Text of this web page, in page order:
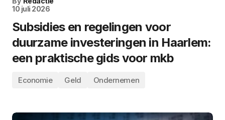
10 juli 2026
Subsidies en regelingen voor
duurzame investeringen in Haarlem:
een praktische gids voor mkb
Economie Geld Ondernemen